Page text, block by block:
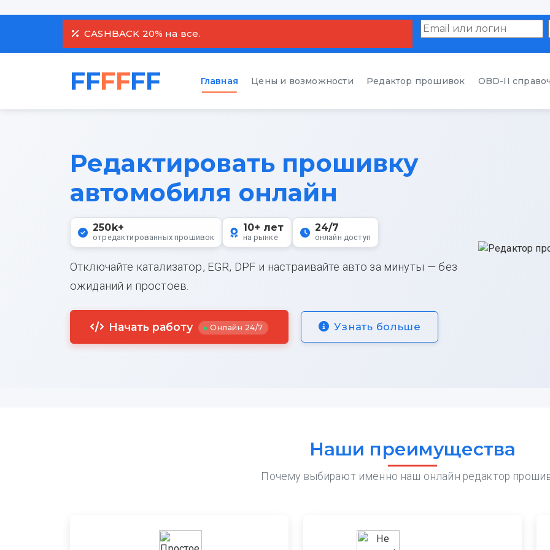
CASHBACK 20% на все.
FFFFFF Главная Цены и возможности Редактор прошивок OBD-II
Редактировать прошивку
автомобиля онлайн
250k+
отредактированных прошивок
10+ лет
на рынке
24/7
онлайн доступ
Отключайте катализатор, EGR, DPF и настраивайте авто за минуты — без
ожиданий и простоев.
Начать работу Онлайн 24/7 Узнать больше
Наши преимущества
Почему выбирают именно наш онлайн редактор